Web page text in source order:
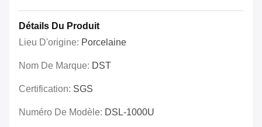
Détails Du Produit
Lieu D'origine: Porcelaine
Nom De Marque: DST
Certification: SGS
Numéro De Modèle: DSL-1000U